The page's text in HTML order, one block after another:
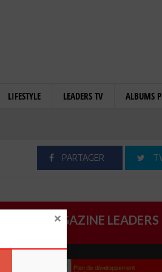
LIFESTYLE LEADERS TV ALBUMS
PARTAGER
MAGAZINE LEADERS